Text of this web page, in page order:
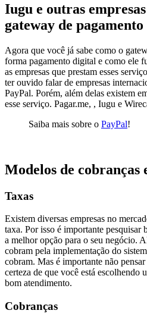
Iugu e outras
gateway de pagamento
Agora que você já sabe como o
forma pagamento digital e como ele
as empresas que prestam esses
ter ouvido falar de empresas
PayPal. Porém, além delas existem
esse serviço. Pagar.me, , Iugu e
Saiba mais sobre o PayPal!
Modelos de cobranças
Taxas
Existem diversas empresas no
taxa. Por isso é importante pesquisar
a melhor opção para o seu negócio.
cobram pela implementação do
cobram. Mas é importante não
certeza de que você está escolhendo
bom atendimento.
Cobranças